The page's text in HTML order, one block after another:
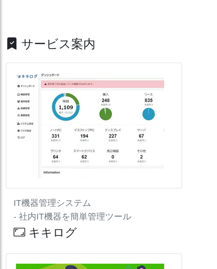
サービス案内
IT機器管理システム
- 社内IT機器を簡単管理ツール
キキログ